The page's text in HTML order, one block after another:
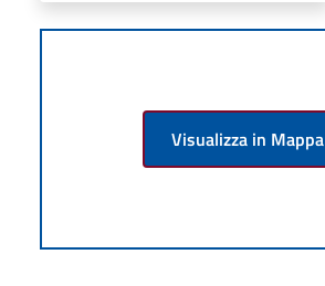
Visualizza in Mappa